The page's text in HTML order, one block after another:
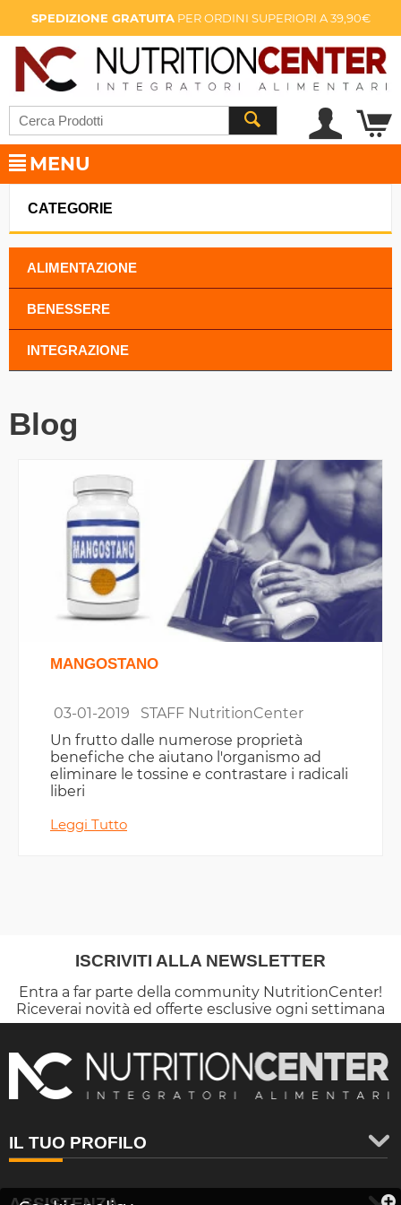
SPEDIZIONE GRATUITAPER ORDINI SUPERIORI A 39,90€
MENU
CATEGORIE
ALIMENTAZIONE
BENESSERE
INTEGRAZIONE
Blog
MANGOSTANO
03-01-2019
STAFF NutritionCenter
Un frutto dalle numerose proprietà
benefiche che aiutano l'organismo ad
eliminare le tossine e contrastare i radicali
liberi
Leggi Tutto
ISCRIVITI ALLA NEWSLETTER
Entra a far parte della community NutritionCenter!
Riceverai novità ed offerte esclusive ogni settimana
IL TUO PROFILO